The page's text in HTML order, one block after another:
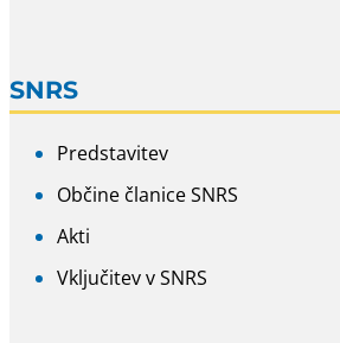
SNRS
Predstavitev
Občine članice SNRS
Akti
Vključitev v SNRS